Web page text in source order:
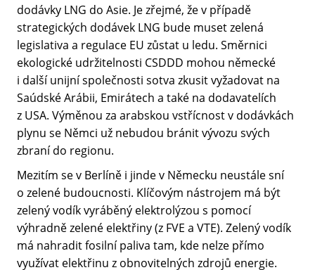
dodávky LNG do Asie. Je zřejmé, že v případě
strategických dodávek LNG bude muset zelená
legislativa a regulace EU zůstat u ledu. Směrnici
ekologické udržitelnosti CSDDD mohou německé
i další unijní společnosti sotva zkusit vyžadovat na
Saúdské Arábii, Emirátech a také na dodavatelích
z USA. Výměnou za arabskou vstřícnost v dodávkách
plynu se Němci už nebudou bránit vývozu svých
zbraní do regionu.
Mezitím se v Berlíně i jinde v Německu neustále sní
o zelené budoucnosti. Klíčovým nástrojem má být
zelený vodík vyráběný elektrolýzou s pomocí
výhradně zelené elektřiny (z FVE a VTE). Zelený vodík
má nahradit fosilní paliva tam, kde nelze přímo
využívat elektřinu z obnovitelných zdrojů energie.